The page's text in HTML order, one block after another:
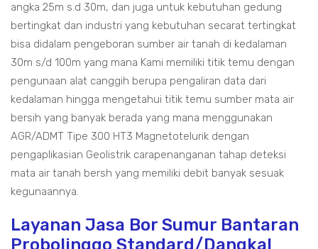
angka 25m s.d 30m, dan juga untuk kebutuhan gedung
bertingkat dan industri yang kebutuhan secarat tertingkat
bisa didalam pengeboran sumber air tanah di kedalaman
30m s/d 100m yang mana Kami memiliki titik temu dengan
pengunaan alat canggih berupa pengaliran data dari
kedalaman hingga mengetahui titik temu sumber mata air
bersih yang banyak berada yang mana menggunakan
AGR/ADMT Tipe 300 HT3 Magnetotelurik dengan
pengaplikasian Geolistrik carapenanganan tahap deteksi
mata air tanah bersh yang memiliki debit banyak sesuak
kegunaannya.
Layanan Jasa Bor Sumur Bantaran
Probolinggo Standard/Dangkal